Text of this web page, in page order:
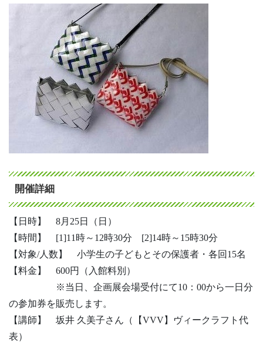
開催詳細
【日時】 8月25日（日）
【時間】 [1]11時～12時30分 [2]14時～15時30分
【対象/人数】 小学生の子どもとその保護者・各回15名
【料金】 600円（入館料別）
※当日、企画展会場受付にて10：00から一日分
の参加券を販売します。
【講師】 坂井 久美子さん（【VVV】ヴィークラフト代
表）